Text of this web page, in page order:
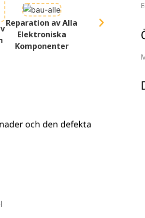
Reparation av Alla
Elektroniska
Komponenter
och den defekta